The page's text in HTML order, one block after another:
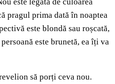
pragul prima dată în noaptea
este blondă sau roșcată,
este brunetă, ea îți va
să porți ceva nou.